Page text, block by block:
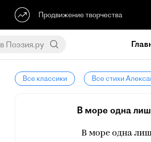
Продвижение творчества
Все классики Все стихи
В море одна
В море одна